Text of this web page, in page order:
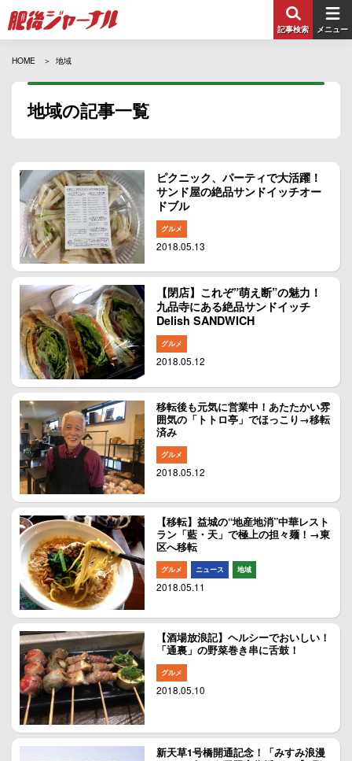
記事検索 メニュー
HOME 地域
地域の記事一覧
ピクニック、パーティで大活躍！
サンド屋の絶品サンドイッチオー
ドブル
グルメ
2018.05.13
【閉店】これぞ”萌え断”の魅力！
九品寺にある絶品サンドイッチ
Delish SANDWICH
グルメ
2018.05.12
移転後も元気に営業中！あたたかい雰
囲気の「トトロ亭」でほっこり→移転
済み
グルメ
2018.05.12
【移転】益城の“地産地消”中華レスト
ラン「藍・天」で極上の担々麺！→東
区へ移転
グルメ ニュース 地域
2018.05.11
【酒場放浪記】ヘルシーでおいしい！
「通裏」の野菜巻き串に舌鼓！
グルメ
2018.05.10
新天草1号橋開通記念！「みすみ浪漫